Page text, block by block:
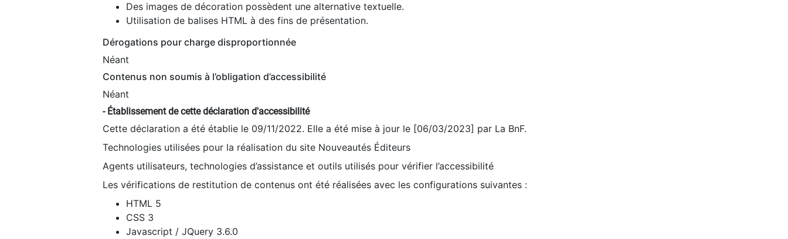
Des images de décoration possèdent une alternative textuelle.
Utilisation de balises HTML à des fins de présentation.
Dérogations pour charge disproportionnée
Néant
Contenus non soumis à l’obligation d’accessibilité
Néant
- Établissement de cette déclaration d'accessibilité
Cette déclaration a été établie le 09/11/2022. Elle a été mise à jour le [06/03/2023] par La BnF.
Technologies utilisées pour la réalisation du site Nouveautés Éditeurs
Agents utilisateurs, technologies d’assistance et outils utilisés pour vérifier l’accessibilité
Les vérifications de restitution de contenus ont été réalisées avec les configurations suivantes :
HTML 5
CSS 3
Javascript / JQuery 3.6.0